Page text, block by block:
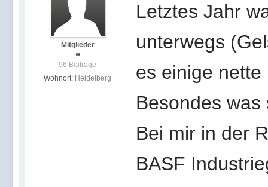
Mitglieder
96 Beiträge
Wohnort: Heidelberg
Letztes Jahr
unterwegs
es einige
Besondes
Bei mir in der
BASF